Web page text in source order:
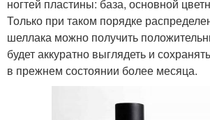
ногтей пластины: база, основной
Только при таком порядке
шеллака можно получить
будет аккуратно выглядеть и
в прежнем состоянии более месяца.